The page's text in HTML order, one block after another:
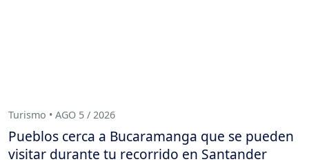
Turismo • AGO 5 / 2026
Pueblos cerca a Bucaramanga que se pueden
visitar durante tu recorrido en Santander